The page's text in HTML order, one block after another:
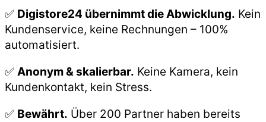
✅ Digistore24 übernimmt die Abwicklung. Kein
Kundenservice, keine Rechnungen – 100%
automatisiert.
✅ Anonym & skalierbar. Keine Kamera, kein
Kundenkontakt, kein Stress.
✅ Bewährt. Über 200 Partner haben bereits